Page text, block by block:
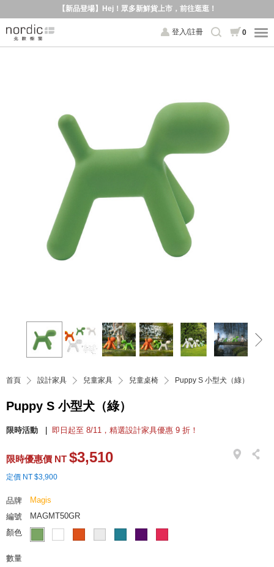
【新品登場】Hej！眾多新鮮貨上市，前往逛逛！
登入/註冊 0
首頁 設計家具 兒童家具 兒童桌椅 Puppy S 小型犬（綠）
Puppy S 小型犬（綠）
限時活動 即日起至 8/11，精選設計家具優惠 9 折！
限時優惠價 NT $3,510
定價 NT $3,900
品牌
Magis
編號
MAGMT50GR
顏色
數量